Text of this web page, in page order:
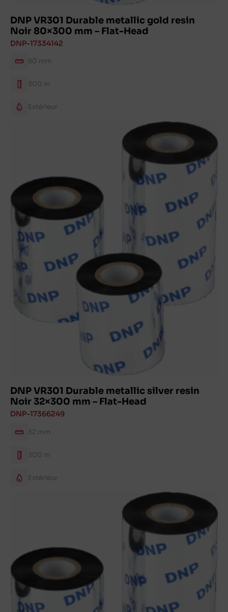
DNP VR301 Durable metallic gold resin
Noir 80×300 mm – Flat-Head
DNP-17334142
80 mm
300 m
Extérieur
DNP VR301 Durable metallic silver resin
Noir 32×300 mm – Flat-Head
DNP-17366249
32 mm
300 m
Extérieur